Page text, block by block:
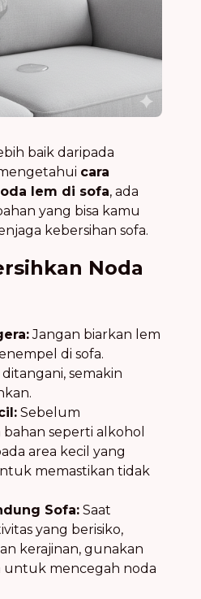
baik daripada
cara
lem di sofa, ada
yang bisa kamu
kebersihan sofa.
Noda
Jangan biarkan lem
di sofa.
semakin
Sebelum
seperti alkohol
area kecil yang
memastikan tidak
Sofa: Saat
yang berisiko,
kerajinan, gunakan
untuk mencegah noda